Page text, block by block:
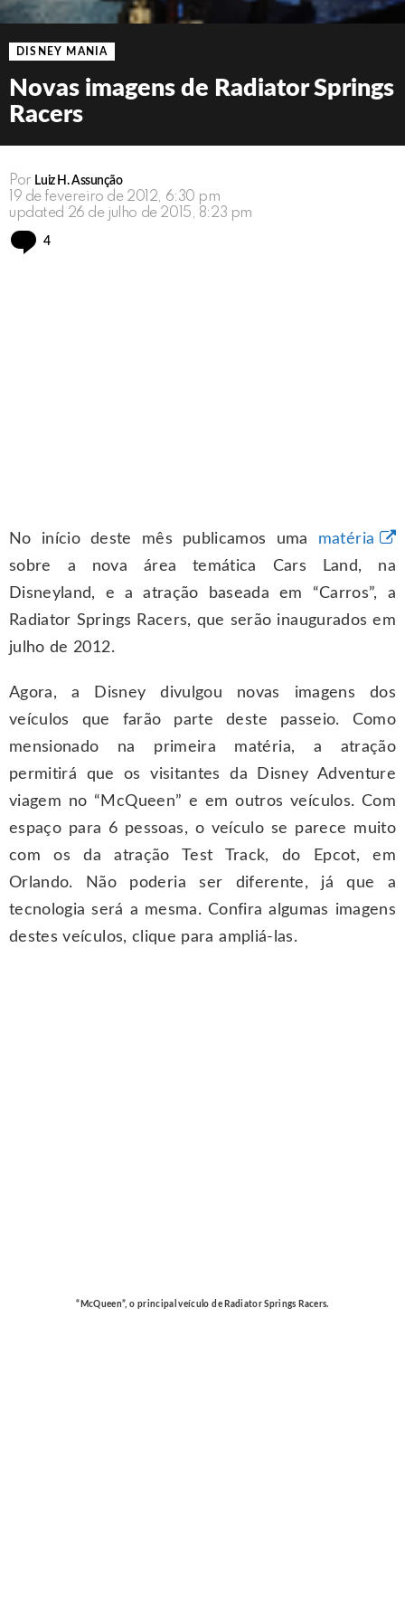
DISNEY MANIA
Novas imagens de Radiator Springs
Racers
Por Luiz H. Assunção
19 de fevereiro de 2012, 6:30 pm
updated 26 de julho de 2015, 8:23 pm
4
No início deste mês publicamos uma matéria
sobre a nova área temática Cars Land, na
Disneyland, e a atração baseada em “Carros”, a
Radiator Springs Racers, que serão inaugurados em
julho de 2012.
Agora, a Disney divulgou novas imagens dos
veículos que farão parte deste passeio. Como
mensionado na primeira matéria, a atração
permitirá que os visitantes da Disney Adventure
viagem no “McQueen” e em outros veículos. Com
espaço para 6 pessoas, o veículo se parece muito
com os da atração Test Track, do Epcot, em
Orlando. Não poderia ser diferente, já que a
tecnologia será a mesma. Confira algumas imagens
destes veículos, clique para ampliá-las.
“McQueen”, o principal veículo de Radiator Springs Racers.